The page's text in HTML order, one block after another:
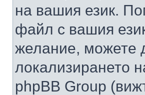
на вашия език.
файл с вашия
желание, можете
локализирането
phpBB Group